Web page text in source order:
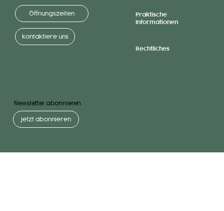
Newsletter abonnieren
Jetzt abonnieren
Praktische
Informationen
Rechtliches
Öffnungszeiten
kontaktiere uns